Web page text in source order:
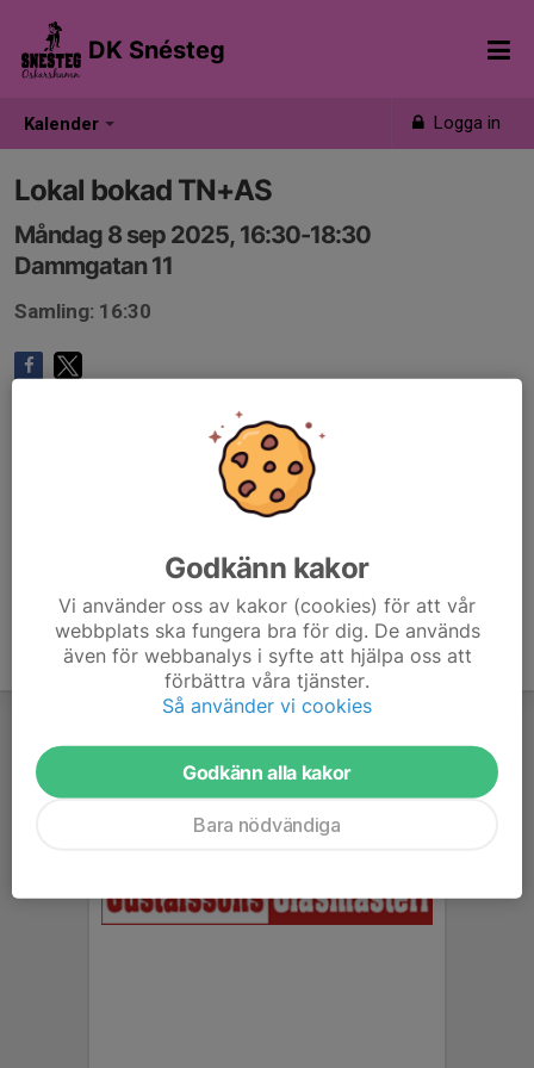
Kalender Logga in
DK Snésteg
Lokal bokad TN+AS
Måndag 8 sep 2025, 16:30-18:30
Dammgatan 11
Samling: 16:30
Godkänn kakor
Vi använder oss av kakor (cookies) för att vår
webbplats ska fungera bra för dig. De används
även för webbanalys i syfte att hjälpa oss att
förbättra våra tjänster.
Så använder vi cookies
Godkänn alla kakor
Bara nödvändiga